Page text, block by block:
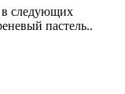
в следующих
пастель..